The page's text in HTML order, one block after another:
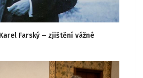
Farský – zjištění vážné